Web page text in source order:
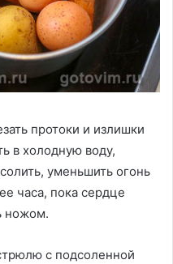
протоки и излишки
в холодную воду,
уменьшить огонь
часа, пока сердце
ножом.
с подсоленной